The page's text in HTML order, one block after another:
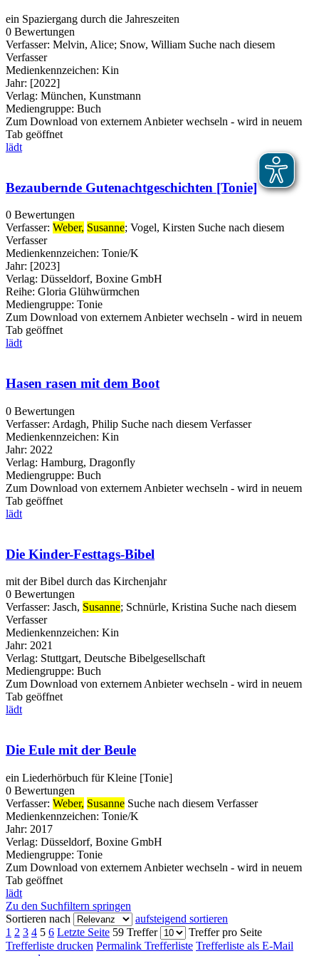
ein Spaziergang durch die Jahreszeiten
0 Bewertungen
Verfasser: Melvin, Alice; Snow, William Suche nach diesem
Verfasser
Medienkennzeichen: Kin
Jahr: [2022]
Verlag: München, Kunstmann
Mediengruppe: Buch
Zum Download von externem Anbieter wechseln - wird in neuem
Tab geöffnet
lädt
Bezaubernde Gutenachtgeschichten [Tonie]
0 Bewertungen
Verfasser: Weber, Susanne; Vogel, Kirsten Suche nach diesem
Verfasser
Medienkennzeichen: Tonie/K
Jahr: [2023]
Verlag: Düsseldorf, Boxine GmbH
Reihe: Gloria Glühwürmchen
Mediengruppe: Tonie
Zum Download von externem Anbieter wechseln - wird in neuem
Tab geöffnet
lädt
Hasen rasen mit dem Boot
0 Bewertungen
Verfasser: Ardagh, Philip Suche nach diesem Verfasser
Medienkennzeichen: Kin
Jahr: 2022
Verlag: Hamburg, Dragonfly
Mediengruppe: Buch
Zum Download von externem Anbieter wechseln - wird in neuem
Tab geöffnet
lädt
Die Kinder-Festtags-Bibel
mit der Bibel durch das Kirchenjahr
0 Bewertungen
Verfasser: Jasch, Susanne; Schnürle, Kristina Suche nach diesem
Verfasser
Medienkennzeichen: Kin
Jahr: 2021
Verlag: Stuttgart, Deutsche Bibelgesellschaft
Mediengruppe: Buch
Zum Download von externem Anbieter wechseln - wird in neuem
Tab geöffnet
lädt
Die Eule mit der Beule
ein Liederhörbuch für Kleine [Tonie]
0 Bewertungen
Verfasser: Weber, Susanne Suche nach diesem Verfasser
Medienkennzeichen: Tonie/K
Jahr: 2017
Verlag: Düsseldorf, Boxine GmbH
Mediengruppe: Tonie
Zum Download von externem Anbieter wechseln - wird in neuem
Tab geöffnet
lädt
Zu den Suchfiltern springen
Sortieren nach
aufsteigend sortieren
1 2 3 4 5 6 Letzte Seite 59 Treffer
Treffer pro Seite
Trefferliste drucken Permalink Trefferliste Trefferliste als E-Mail